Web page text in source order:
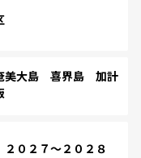
大島 喜界島 加計
０２７～２０２８